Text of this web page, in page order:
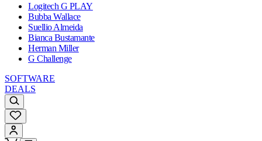
Logitech G PLAY
Bubba Wallace
Suellio Almeida
Bianca Bustamante
Herman Miller
G Challenge
SOFTWARE
DEALS